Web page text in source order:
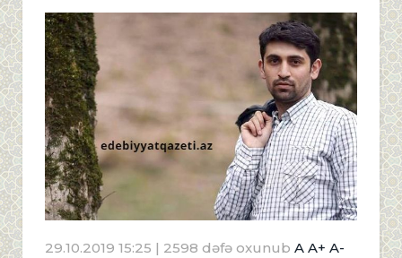
29.10.2019 15:25 | 2598 dəfə oxunub A A+ A-